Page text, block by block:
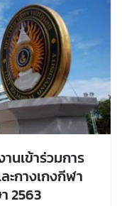
นเข้าร่วมการ
ะกางเกงกีฬา
2563